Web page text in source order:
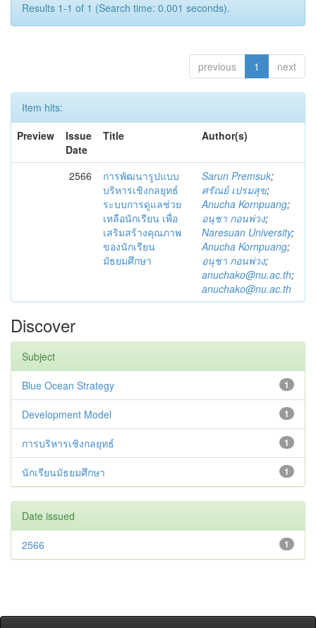
Results 1-1 of 1 (Search time: 0.001 seconds).
previous 1 next
Item hits:
Preview
Issue
Date
Title Author(s)
2566
การพัฒนารูปแบบ
บริหารเชิงกลยุทธ์
ระบบการดูแลช่วย
เหลือนักเรียน เพื่อ
เสริมสร้างคุณภาพ
ของนักเรียน
มัธยมศึกษา
Sarun Premsuk;
ศรัณย์ เปรมสุข;
Anucha Kornpuang;
อนุชา กอนพ่วง;
Naresuan University;
Anucha Kornpuang;
อนุชา กอนพ่วง;
anuchako@nu.ac.th;
anuchako@nu.ac.th
Discover
Subject
1
Blue Ocean Strategy
1
Development Model
1
การบริหารเชิงกลยุทธ์
1
นักเรียนมัธยมศึกษา
Date issued
1
2566